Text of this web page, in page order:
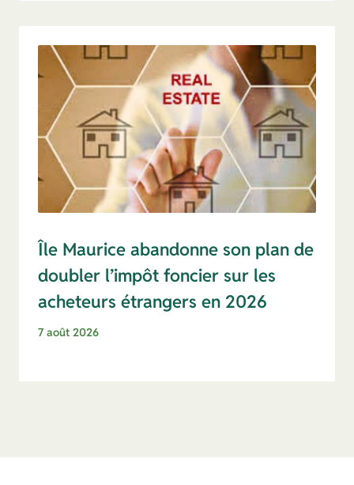
Île Maurice abandonne son plan de
doubler l’impôt foncier sur les
acheteurs étrangers en 2026
7 août 2026